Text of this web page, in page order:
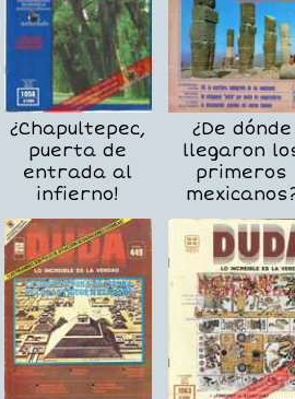
¿Chapultepec,
puerta de
entrada al
infierno!
¿De dónde
llegaron
primeros